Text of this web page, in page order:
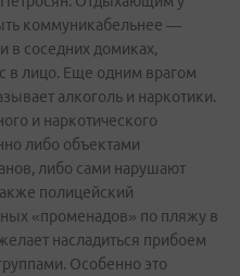
коммуникабельнее —
в соседних домиках,
в лицо. Еще одним врагом
алкоголь и наркотики.
и наркотического
либо объектами
либо сами нарушают
полицейский
«променадов» по пляжу в
насладиться прибоем
Особенно это